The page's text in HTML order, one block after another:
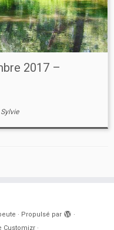
2017 –
Sylvie
· Propulsé par
·
Customizr ·